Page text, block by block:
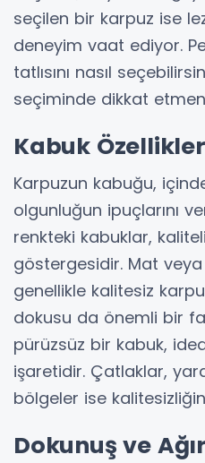
seçilen bir karpuz ise
deneyim vaat ediyor.
tatlısını nasıl
seçiminde dikkat
Kabuk
Karpuzun kabuğu,
olgunluğun ipuçlarını
renkteki kabuklar,
göstergesidir. Mat
genellikle kalitesiz
dokusu da önemli bir
pürüzsüz bir kabuk,
işaretidir. Çatlaklar,
bölgeler ise
Dokunuş ve